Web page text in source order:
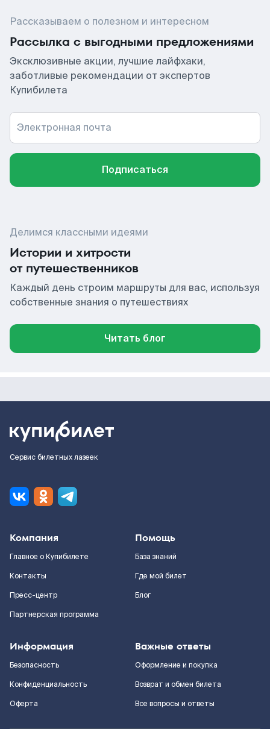
Рассказываем о полезном и интересном
Рассылка с выгодными предложениями
Эксклюзивные акции, лучшие лайфхаки,
заботливые рекомендации от экспертов
Купибилета
Электронная почта
Подписаться
Делимся классными идеями
Истории и хитрости
от путешественников
Каждый день строим маршруты для вас, используя
собственные знания о путешествиях
Читать блог
Сервис билетных лазеек
Компания
Главное о Купибилете
Контакты
Пресс-центр
Партнерская программа
Помощь
База знаний
Где мой билет
Блог
Информация
Безопасность
Конфиденциальность
Оферта
Важные ответы
Оформление и покупка
Возврат и обмен билета
Все вопросы и ответы